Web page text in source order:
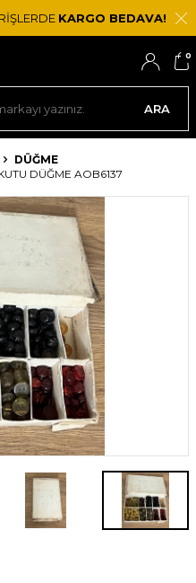
KARGO BEDAVA!
ARA
0
DÜĞME
DÜĞME AOB6137